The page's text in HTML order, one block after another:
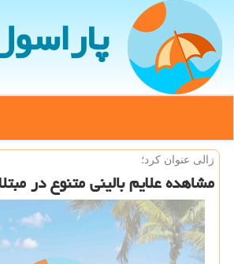
زالی عنوان كرد؛
مشاهده علایم بالینی متنوع در